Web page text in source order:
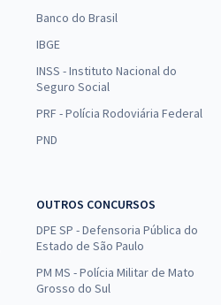
Banco do Brasil
IBGE
INSS - Instituto Nacional do
Seguro Social
PRF - Polícia Rodoviária Federal
PND
OUTROS CONCURSOS
DPE SP - Defensoria Pública do
Estado de São Paulo
PM MS - Polícia Militar de Mato
Grosso do Sul